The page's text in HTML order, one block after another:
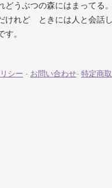
うぶつの森にはまってる
けれど ときには人と会話
。
シー - お問い合わせ- 特定商